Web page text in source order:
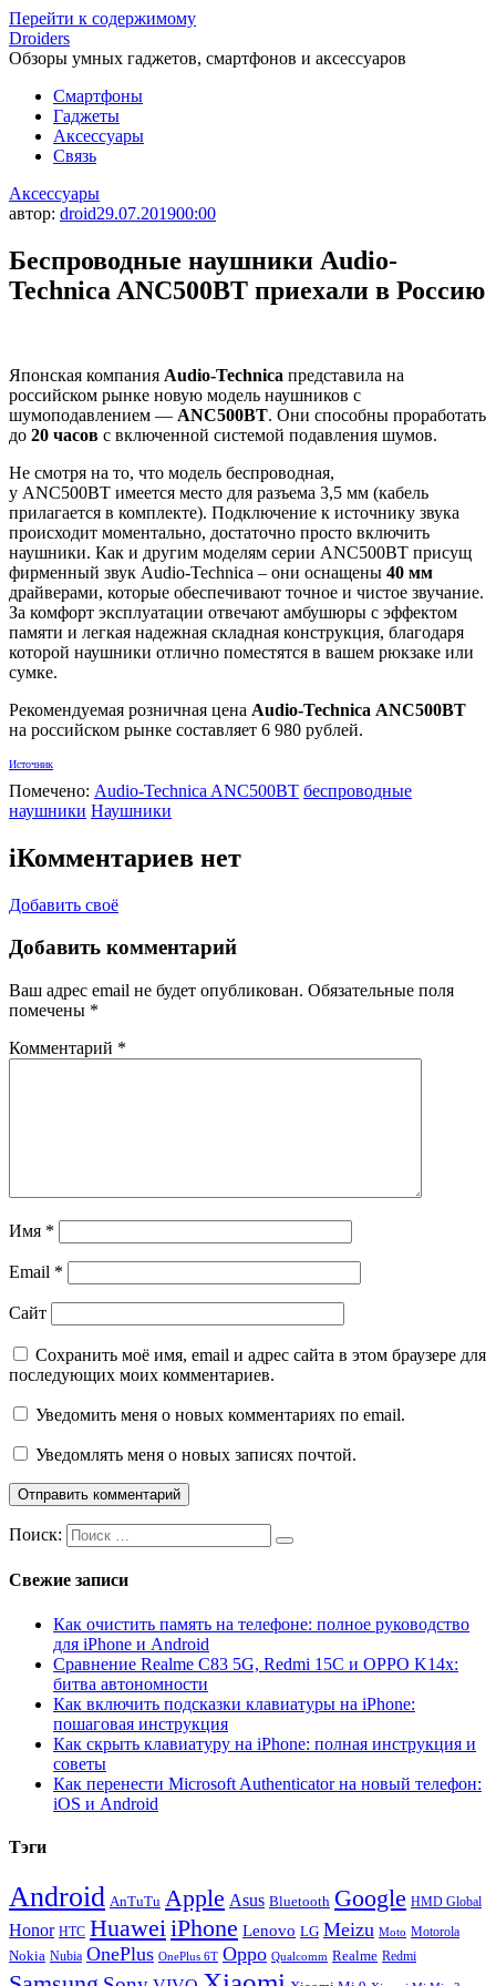
Перейти к содержимому
Droiders
Обзоры умных гаджетов, смартфонов и аксессуаров
Смартфоны
Гаджеты
Аксессуары
Связь
Аксессуары
автор: droid29.07.201900:00
Беспроводные наушники Audio-
Technica ANC500BT приехали в Россию
Японская компания Audio-Technica представила на
российском рынке новую модель наушников с
шумоподавлением — ANC500BT. Они способны проработать
до 20 часов с включенной системой подавления шумов.
Не смотря на то, что модель беспроводная,
у ANC500BT имеется место для разъема 3,5 мм (кабель
прилагается в комплекте). Подключение к источнику звука
происходит моментально, достаточно просто включить
наушники. Как и другим моделям серии ANC500BT присущ
фирменный звук Audio-Technica – они оснащены 40 мм
драйверами, которые обеспечивают точное и чистое звучание.
За комфорт эксплуатации отвечают амбушюры с эффектом
памяти и легкая надежная складная конструкция, благодаря
которой наушники отлично поместятся в вашем рюкзаке или
сумке.
Рекомендуемая розничная цена Audio-Technica ANC500BT
на российском рынке составляет 6 980 рублей.
Источник
Помечено: Audio-Technica ANC500BT беспроводные
наушники Наушники
iКомментариев нет
Добавить своё
Добавить комментарий
Ваш адрес email не будет опубликован. Обязательные поля
помечены *
Комментарий *
Имя *
Email *
Сайт
Сохранить моё имя, email и адрес сайта в этом браузере для
последующих моих комментариев.
Уведомить меня о новых комментариях по email.
Уведомлять меня о новых записях почтой.
Поиск:
Свежие записи
Как очистить память на телефоне: полное руководство
для iPhone и Android
Сравнение Realme C83 5G, Redmi 15C и OPPO K14x:
битва автономности
Как включить подсказки клавиатуры на iPhone:
пошаговая инструкция
Как скрыть клавиатуру на iPhone: полная инструкция и
советы
Как перенести Microsoft Authenticator на новый телефон:
iOS и Android
Тэги
Android AnTuTu Apple Asus Bluetooth Google HMD Global
Honor HTC HuaweiiPhone Lenovo LG Meizu Moto Motorola
Nokia Nubia OnePlus OnePlus 6T Oppo Qualcomm Realme Redmi